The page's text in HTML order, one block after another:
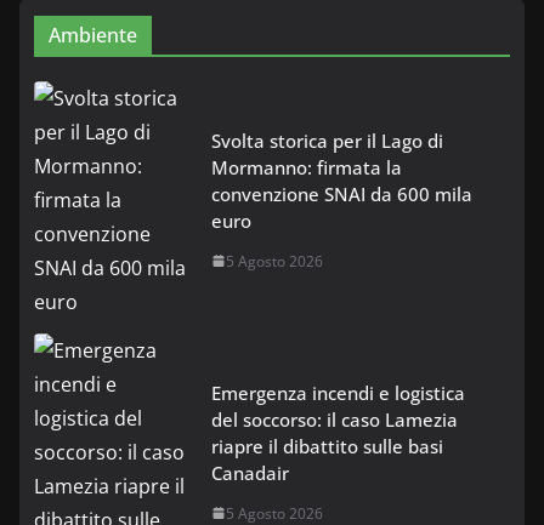
Ambiente
Svolta storica per il Lago di
Mormanno: firmata la
convenzione SNAI da 600 mila
euro
5 Agosto 2026
Emergenza incendi e logistica
del soccorso: il caso Lamezia
riapre il dibattito sulle basi
Canadair
5 Agosto 2026